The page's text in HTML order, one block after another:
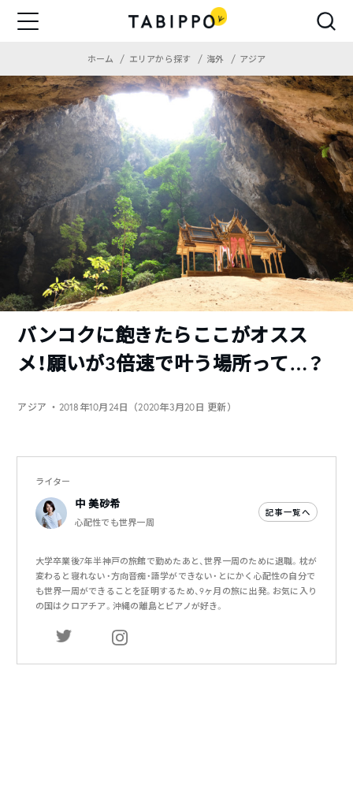
ホーム エリアから探す 海外 アジア
バンコクに飽きたらここがオスス
メ！願いが3倍速で叶う場所って…？
アジア ・2018年10月24日（2020年3月20日 更新）
ライター
中 美砂希
心配性でも世界一周
記事一覧へ
大学卒業後7年半神戸の旅館で勤めたあと、世界一周のために退職。枕が
変わると寝れない・方向音痴・語学ができない・とにかく心配性の自分で
も世界一周ができることを証明するため、9ヶ月の旅に出発。お気に入り
の国はクロアチア。沖縄の離島とピアノが好き。